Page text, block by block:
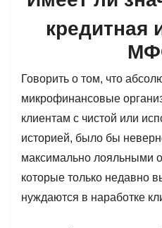
кредитная
Говорить о том, что
микрофинансовые
клиентам с чистой или
историей, было бы
максимально лояльными
которые только недавно
нуждаются в наработке